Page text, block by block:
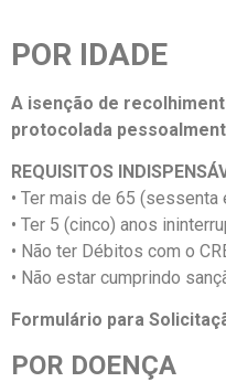
POR IDADE
A isenção de
protocolada
REQUISITOS
• Ter mais de 65
• Ter 5 (cinco) anos
• Não ter Débitos com o
• Não estar cumprindo
Formulário para
POR DOENÇA